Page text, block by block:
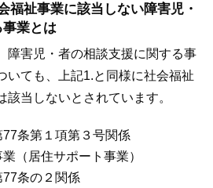
福祉事業に該当しない障害児・
業とは
障害児・者の相談支援に関する事
いても、上記1.と同様に社会福祉
当しないとされています。
条第１項第３号関係
（居住サポート事業）
条の２関係